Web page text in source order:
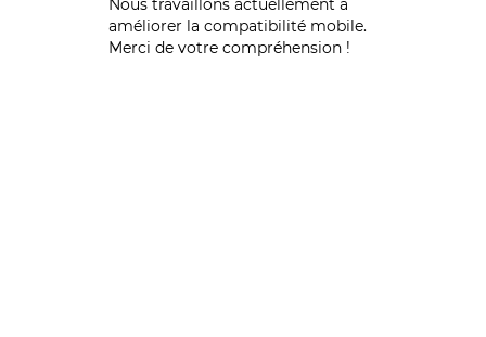
Nous travaillons actuellement à
améliorer la compatibilité mobile.
Merci de votre compréhension !